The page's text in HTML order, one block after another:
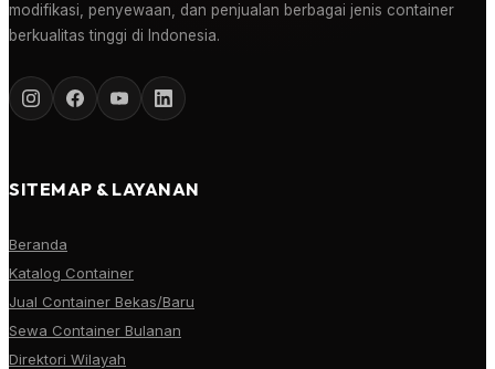
modifikasi, penyewaan, dan penjualan berbagai jenis container
berkualitas tinggi di Indonesia.
SITEMAP & LAYANAN
Beranda
Katalog Container
Jual Container Bekas/Baru
Sewa Container Bulanan
Direktori Wilayah